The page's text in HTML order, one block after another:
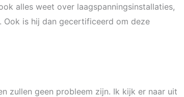
alles weet over laagspanningsinstallaties,
Ook is hij dan gecertificeerd om deze
zullen geen probleem zijn. Ik kijk er naar uit